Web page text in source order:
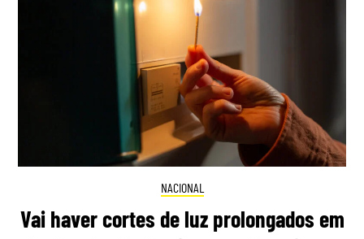
NACIONAL
Vai haver cortes de luz prolongados em